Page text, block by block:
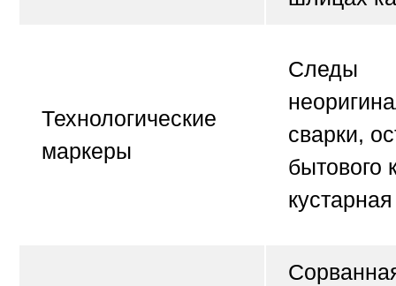
Технологические
маркеры
Следы
сварки,
бытового